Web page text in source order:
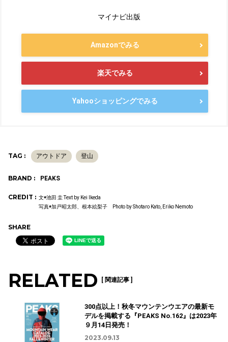
マイナビ出版
Amazonでみる
楽天でみる
Yahooショッピングでみる
TAG : アウトドア 登山
BRAND : PEAKS
CREDIT : 文◉池田 圭 Text by Kei Ikeda
写真◉加戸昭太郎、根本絵梨子 Photo by Shotaro Kato, Eriko Nemoto
SHARE
RELATED [ 関連記事 ]
300点以上！秋冬マウンテンウエアの最新モ
デルを掲載する『PEAKS No.162』は2023年
９月14日発売！
2023.09.13